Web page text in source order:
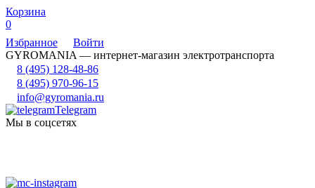
Корзина
0
Избранное
Войти
GYROMANIA — интернет-магазин электротранспорта
8 (495) 128-48-86
8 (495) 970-96-15
info@gyromania.ru
Telegram
Мы в соцсетях